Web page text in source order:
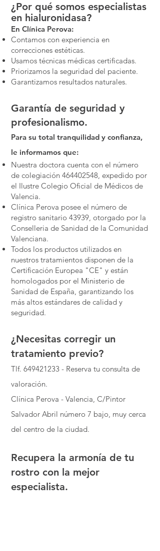
¿Por qué somos especialistas
en hialuronidasa?
En Clínica Perova:
Contamos con experiencia en
correcciones estéticas.
Usamos técnicas médicas certificadas.
Priorizamos la seguridad del paciente.
Garantizamos resultados naturales.
Garantía de seguridad y
profesionalismo.
Para su total tranquilidad y confianza,
le informamos que:
Nuestra doctora cuenta con el número
de colegiación 464402548, expedido por
el Ilustre Colegio Oficial de Médicos de
Valencia.
Clínica Perova posee el número de
registro sanitario 43939, otorgado por la
Conselleria de Sanidad de la Comunidad
Valenciana.
Todos los productos utilizados en
nuestros tratamientos disponen de la
Certificación Europea "CE" y están
homologados por el Ministerio de
Sanidad de España, garantizando los
más altos estándares de calidad y
seguridad.
¿Necesitas corregir un
tratamiento previo?
Tlf. 649421233 - Reserva tu consulta de
valoración.
Clínica Perova - Valencia, C/Pintor
Salvador Abril número 7 bajo, muy cerca
del centro de la ciudad.
Recupera la armonía de tu
rostro con la mejor
especialista.